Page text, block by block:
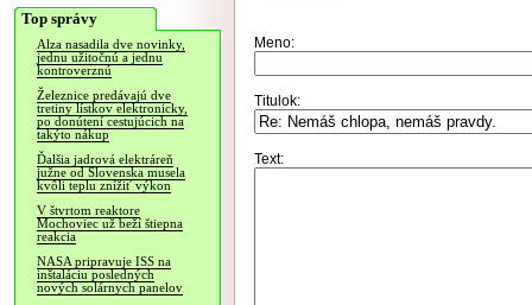
Top správy
Alza nasadila dve novinky,
jednu užitočnú a jednu
kontroverznú
Železnice predávajú dve
tretiny lístkov elektronicky,
po donútení cestujúcich na
takýto nákup
Ďalšia jadrová elektráreň
južne od Slovenska musela
kvôli teplu znížiť výkon
V štvrtom reaktore
Mochoviec už beží štiepna
reakcia
NASA pripravuje ISS na
inštaláciu posledných
nových solárnych panelov
Meno:
Titulok:
Text: